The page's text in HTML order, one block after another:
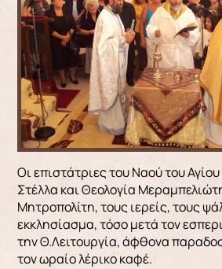
Οι επιστάτριες του Ναού του
Στέλλα και Θεολογία
Μητροπολίτη, τους ιερείς, τους
εκκλησίασμα, τόσο μετά τον
την Θ.Λειτουργία, άφθονα
τον ωραίο λέρικο καφέ.